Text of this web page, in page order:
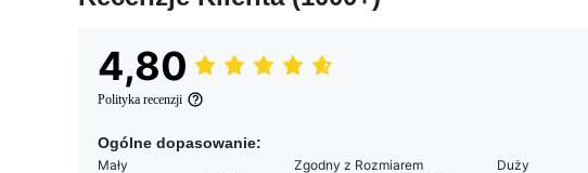
4,80
Polityka recenzji
Ogólne dopasowanie:
Mały
Zgodny z Rozmiarem
Duży